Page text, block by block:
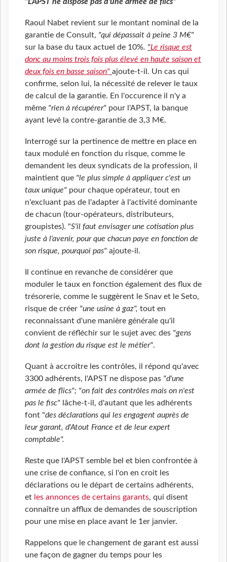
Raoul Nabet revient sur le montant nominal de la
garantie de Consult, "qui dépassait à peine 3 M€"
sur la base du taux actuel de 10%. "Le risque est
donc au moins trois fois plus élevé en haute saison et
deux fois en basse saison" ajoute-t-il. Un cas qui
confirme, selon lui, la nécessité de relever le taux
de calcul de la garantie. En l'occurence il n'y a
même "rien à récupérer" pour l'APST, la banque
ayant levé la contre-garantie de 3,3 M€.
Interrogé sur la pertinence de mettre en place en
taux modulé en fonction du risque, comme le
demandent les deux syndicats de la profession, il
maintient que "le plus simple à appliquer c'est un
taux unique" pour chaque opérateur, tout en
n'excluant pas de l'adapter à l'activité dominante
de chacun (tour-opérateurs, distributeurs,
groupistes). "S'il faut envisager une cotisation plus
juste à l'avenir, pour que chacun paye en fonction de
son risque, pourquoi pas" ajoute-il.
Il continue en revanche de considérer que
moduler le taux en fonction également des flux de
trésorerie, comme le suggèrent le Snav et le Seto,
risque de créer "une usine à gaz", tout en
reconnaissant d'une manière générale qu'il
convient de réfléchir sur le sujet avec des "gens
dont la gestion du risque est le métier".
Quant à accroître les contrôles, il répond qu'avec
3300 adhérents, l'APST ne dispose pas "d'une
armée de flics"; "on fait des contrôles mais on n'est
pas le fisc" lâche-t-il, d'autant que les adhérents
font "des déclarations qui les engagent auprès de
leur garant, d'Atout France et de leur expert
comptable".
Reste que l'APST semble bel et bien confrontée à
une crise de confiance, si l'on en croit les
déclarations ou le départ de certains adhérents,
et les annonces de certains garants, qui disent
connaître un afflux de demandes de souscription
pour une mise en place avant le 1er janvier.
Rappelons que le changement de garant est aussi
une façon de gagner du temps pour les